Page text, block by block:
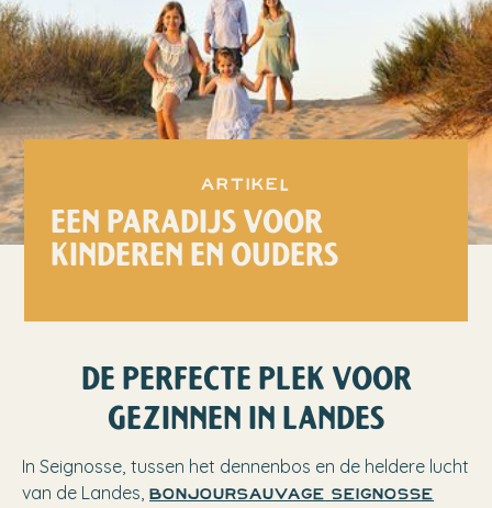
Artikel
EEN PARADIJS VOOR
KINDEREN EN OUDERS
DE PERFECTE PLEK VOOR
GEZINNEN IN LANDES
In Seignosse, tussen het dennenbos en de heldere lucht
van de Landes,
bonjourSauvage Seignosse